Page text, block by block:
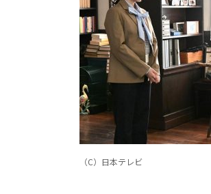
（C）日本テレビ